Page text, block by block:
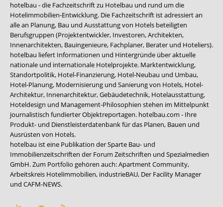
hotelbau - die Fachzeitschrift zu Hotelbau und rund um die
Hotelimmobilien-Entwicklung. Die Fachzeitschrift ist adressiert an
alle an Planung, Bau und Ausstattung von Hotels beteiligten
Berufsgruppen (Projektentwickler, Investoren, Architekten,
Innenarchitekten, Bauingenieure, Fachplaner, Berater und Hoteliers).
hotelbau liefert Informationen und Hintergründe über aktuelle
nationale und internationale Hotelprojekte. Marktentwicklung,
Standortpolitik, Hotel-Finanzierung, Hotel-Neubau und Umbau,
Hotel-Planung, Modernisierung und Sanierung von Hotels, Hotel-
Architektur, Innenarchitektur, Gebäudetechnik, Hotelausstattung,
Hoteldesign und Management-Philosophien stehen im Mittelpunkt
journalistisch fundierter Objektreportagen. hotelbau.com - Ihre
Produkt- und Dienstleisterdatenbank für das Planen, Bauen und
Ausrüsten von Hotels.
hotelbau ist eine Publikation der Sparte Bau- und
Immobilienzeitschriften der Forum Zeitschriften und Spezialmedien
GmbH. Zum Portfolio gehören auch:Apartment Community,
Arbeitskreis Hotelimmobilien, industrieBAU, Der Facility Manager
und CAFM-NEWS.